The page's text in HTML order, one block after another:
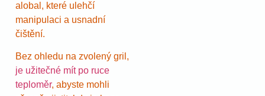
alobal, které ulehčí
manipulaci a usnadní
čištění.
Bez ohledu na zvolený gril,
je užitečné mít po ruce
teploměr, abyste mohli